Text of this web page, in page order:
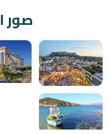
صور